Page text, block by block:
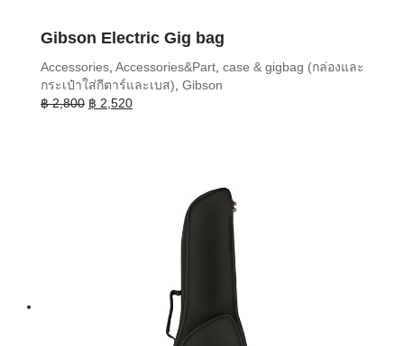
Gibson Electric Gig bag
Accessories, Accessories&Part, case & gigbag (กล่องและ
กระเป๋าใส่กีตาร์และเบส), Gibson
฿2,800 Original
฿ 2,520Current